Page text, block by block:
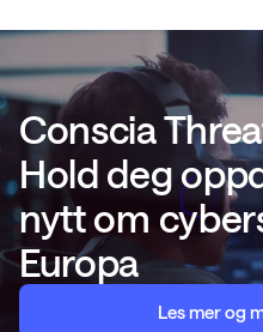
Conscia
Hold deg
nytt om
Europa
Les mer og